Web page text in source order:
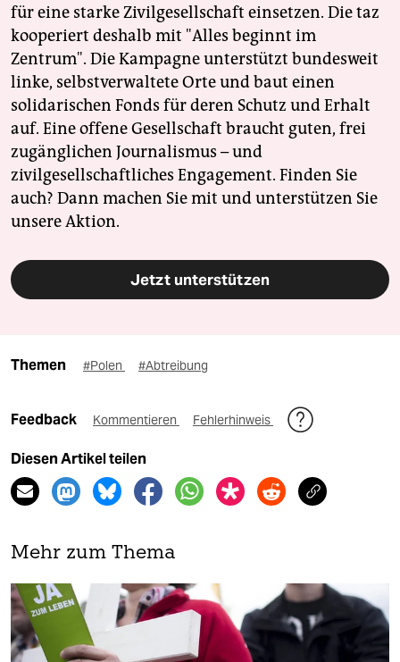
für eine starke Zivilgesellschaft einsetzen. Die taz
kooperiert deshalb mit "Alles beginnt im
Zentrum". Die Kampagne unterstützt bundesweit
linke, selbstverwaltete Orte und baut einen
solidarischen Fonds für deren Schutz und Erhalt
auf. Eine offene Gesellschaft braucht guten, frei
zugänglichen Journalismus – und
zivilgesellschaftliches Engagement. Finden Sie
auch? Dann machen Sie mit und unterstützen Sie
unsere Aktion.
Jetzt unterstützen
Themen #Polen #Abtreibung
Feedback Kommentieren Fehlerhinweis
Diesen Artikel teilen
Mehr zum Thema